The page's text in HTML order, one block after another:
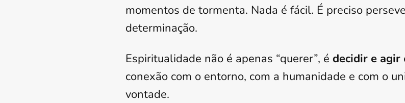
momentos de tormenta. Nada é fácil. É preciso
determinação.
Espiritualidade não é apenas “querer”, édecidir e agir
conexão com o entorno, com a humanidade e com o
vontade.